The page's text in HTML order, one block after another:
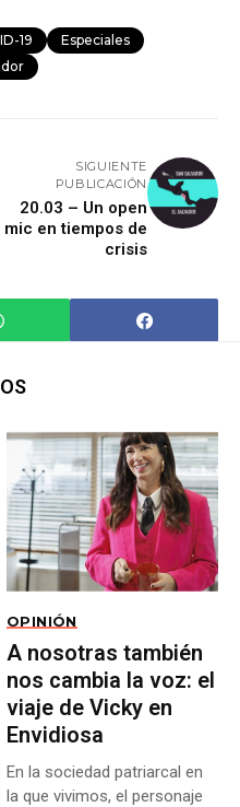
19
Especiales
SIGUIENTE
PUBLICACIÓN
20.03 – Un open
mic en tiempos de
crisis
OPINIÓN
A nosotras también
nos cambia la voz: el
viaje de Vicky en
Envidiosa
En la sociedad patriarcal en
la que vivimos, el personaje